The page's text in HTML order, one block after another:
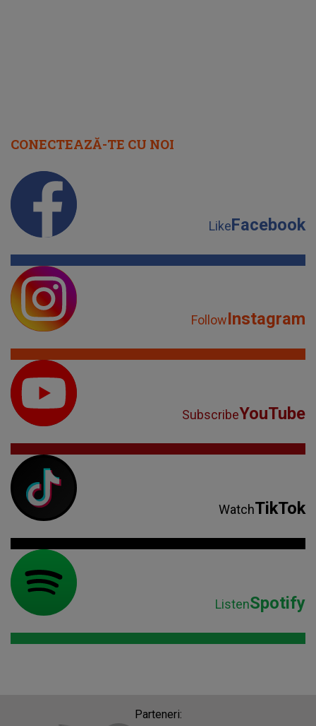
CONECTEAZĂ-TE CU NOI
LikeFacebook
FollowInstagram
SubscribeYouTube
WatchTikTok
ListenSpotify
Parteneri: